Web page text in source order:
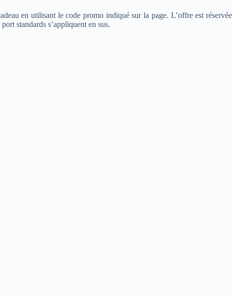
en utilisant le code promo indiqué sur la page. L’offre est réservée
standards s’appliquent en sus.